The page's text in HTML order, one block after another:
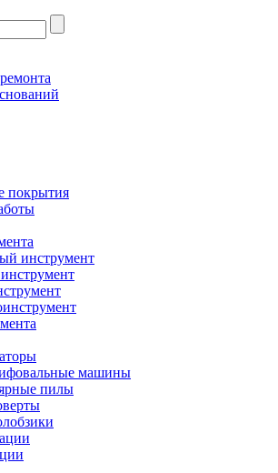
покрытия
инструмент
машины
пилы